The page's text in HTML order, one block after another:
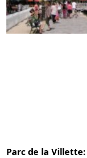
Parc de la